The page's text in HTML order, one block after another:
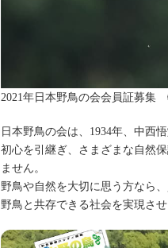
2021年日本野鳥の会会員証募集
日本野鳥の会は、1934年、中西
初心を引継ぎ、さまざまな自然
ません。
野鳥や自然を大切に思う方なら
野鳥と共存できる社会を実現さ